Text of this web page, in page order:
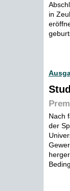
in
Nach
der